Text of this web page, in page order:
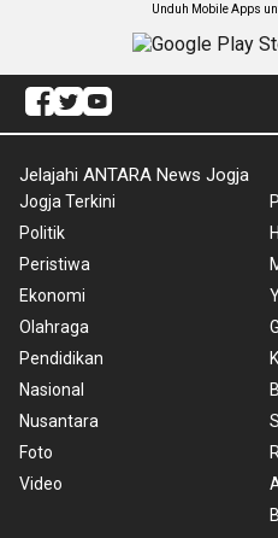
Unduh Mobile Apps
Jelajahi ANTARA News Jogja
Jogja Terkini
Politik
Peristiwa
Ekonomi
Olahraga
Pendidikan
Nasional
Nusantara
Foto
Video